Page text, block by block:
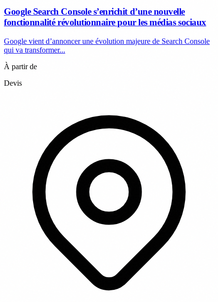
Google Search Console s’enrichit d’une nouvelle
fonctionnalité révolutionnaire pour les médias sociaux
Google vient d’annoncer une évolution majeure de Search Console
qui va transformer...
À partir de
Devis